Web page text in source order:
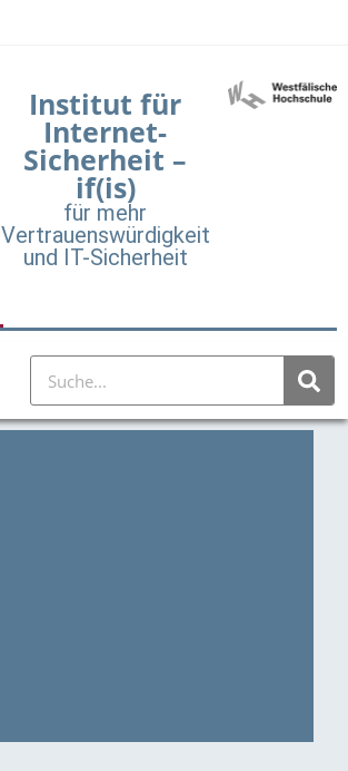
Institut für
Internet-
Sicherheit –
if(is)
für mehr
Vertrauenswürdigkeit
und IT-Sicherheit